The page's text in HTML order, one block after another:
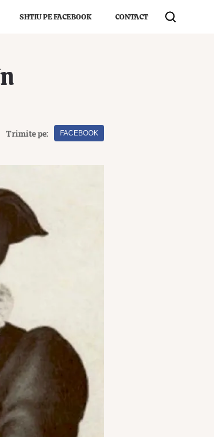
SHTIU PE FACEBOOK CONTACT
Trimite pe: FACEBOOK